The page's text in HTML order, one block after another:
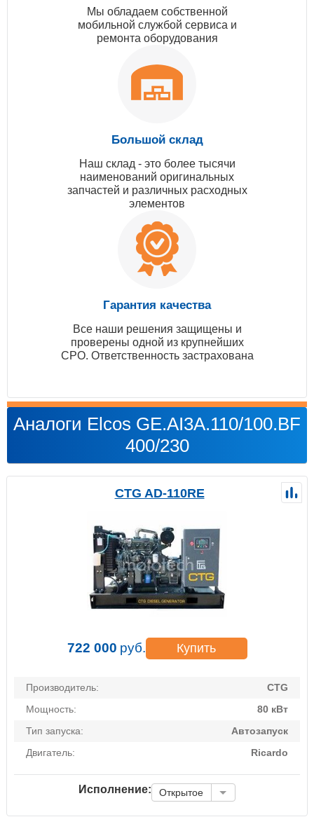
Мы обладаем собственной
мобильной службой сервиса и
ремонта оборудования
Большой склад
Наш склад - это более тысячи
наименований оригинальных
запчастей и различных расходных
элементов
Гарантия качества
Все наши решения защищены и
проверены одной из крупнейших
СРО. Ответственность застрахована
Аналоги Elcos GE.AI3A.110/100.BF
400/230
CTG AD-110RE
722 000 руб. Купить
Производитель:
CTG
Мощность:
80 кВт
Тип запуска:
Автозапуск
Двигатель:
Ricardo
Исполнение: Открытое